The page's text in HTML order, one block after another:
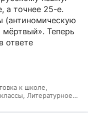
а точнее 25-е.
(антиномическую
Теперь
ответе
к школе,
Литературное